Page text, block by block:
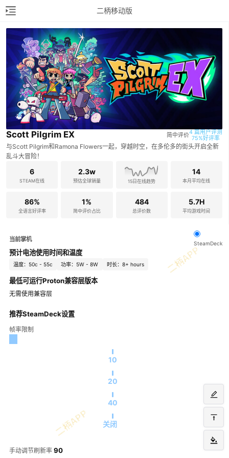
二柄移动版
Scott Pilgrim EX 简中评价4 篇用户评测
75%好评率
与Scott Pilgrim和Ramona Flowers一起，穿越时空，在多伦多的街头开启全新
乱斗大冒险！
6
STEAM在线
2.3w
预估全球销量 15日在线趋势
14
本月平均在线
86%
全语言好评率
1%
简中评价占比
484
总评价数
5.7H
平均游戏时间
当前掌机
SteamDeck
预计电池使用时间和温度
温度：50c - 55c 功率：5W - 8W 时长：8+ hours
最低可运行Proton兼容层版本
无需使用兼容层
推荐SteamDeck设置
帧率限制
10
20
40
关闭
手动调节刷新率 90